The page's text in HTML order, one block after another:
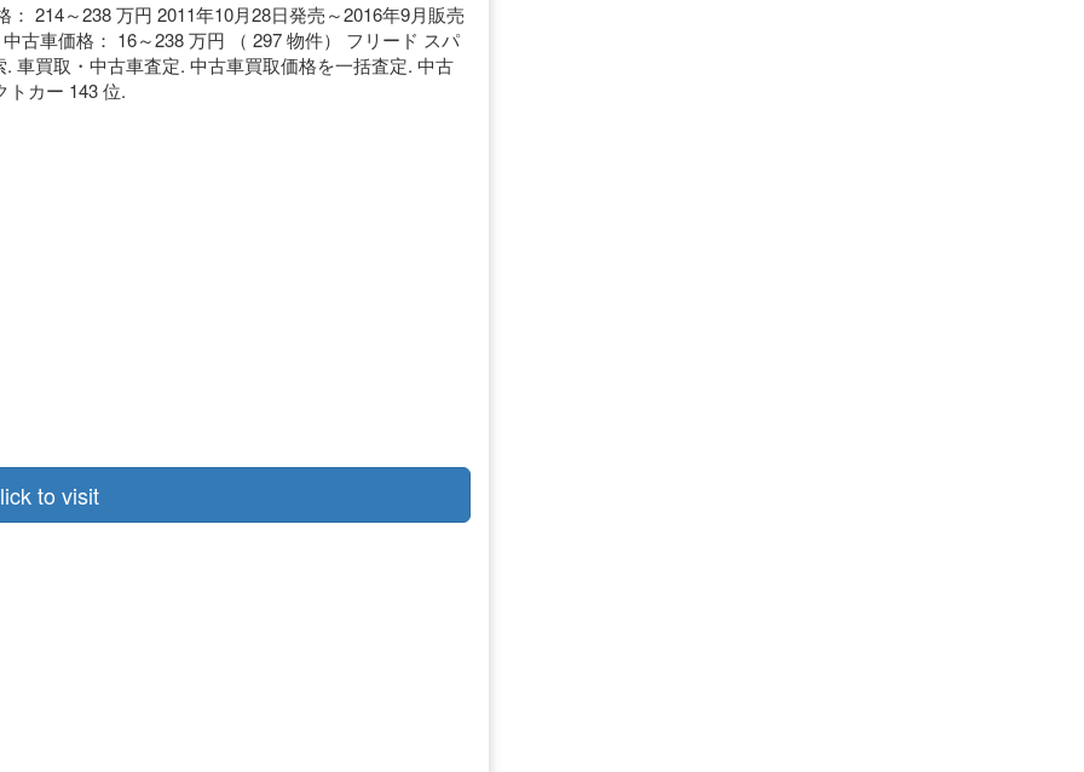
214～238 万円 2011年10月28日発売～2016年9月販売
古車価格： 16～238 万円 （ 297 物件） フリード スパ
車買取・中古車査定. 中古車買取価格を一括査定. 中古
トカー 143 位.
to visit